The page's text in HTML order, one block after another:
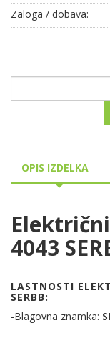
Zaloga / dobava:
OPIS IZDELKA
4043
LASTNOSTI
SERBB:
-Blagovna znamka: